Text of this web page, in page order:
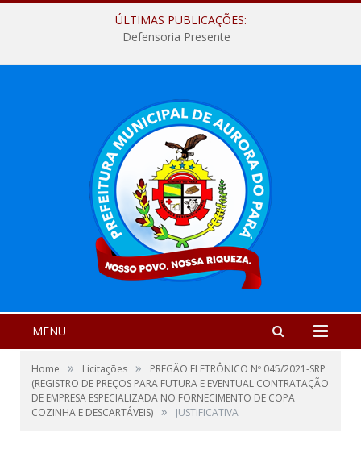
ÚLTIMAS PUBLICAÇÕES:
Defensoria Presente
MENU
Home » Licitações »
PREGÃO ELETRÔNICO Nº 045/2021-SRP
(REGISTRO DE PREÇOS PARA FUTURA E EVENTUAL CONTRATAÇÃO
DE EMPRESA ESPECIALIZADA NO FORNECIMENTO DE COPA
COZINHA E DESCARTÁVEIS) » JUSTIFICATIVA